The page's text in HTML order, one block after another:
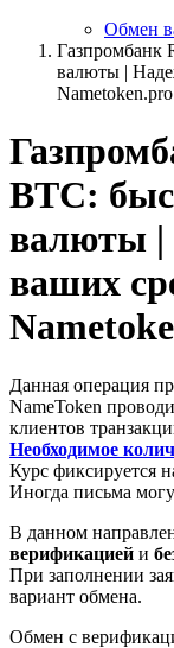
Обмен
Газпромбанк
валюты |
Nametoken.pro
BTC:
валюты |
ваших
Данная операция
NameToken
клиентов
Необходимое
Курс фиксируется
Иногда письма
В данном
верификацией и
При заполнении
вариант обмена.
Обмен с